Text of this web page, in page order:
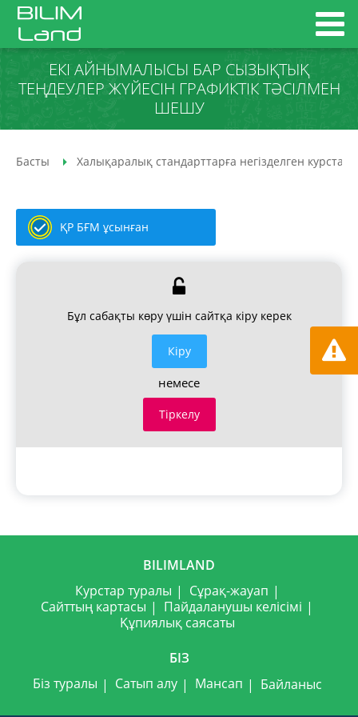
ЕКІ АЙНЫМАЛЫСЫ БАР СЫЗЫҚТЫҚ
ТЕҢДЕУЛЕР ЖҮЙЕСІН ГРАФИКТІК ТӘСІЛМЕН
ШЕШУ
Басты Халықаралық стандарттарға негізделген курстар
ҚР БҒМ ұсынған
Бұл сабақты көру үшін сайтқа кіру керек
Кiру
немесе
Тіркелу
BILIMLAND
Курстар туралы
Сұрақ-жауап
Сайттың картасы
Пайдаланушы келісімі
Құпиялық саясаты
БІЗ
Біз туралы
Сатып алу Мансап Байланыс